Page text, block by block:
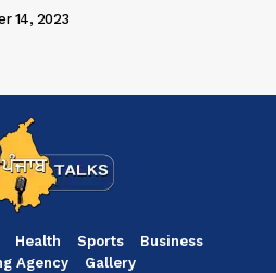
14, 2023
Health Sports
Business
Agency
Gallery